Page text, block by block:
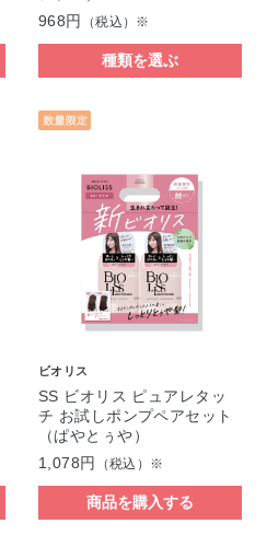
968円
（税込）※
種類を選ぶ
ビオリス
SS ビオリス ピュアレタッ
チ お試しポンプペアセット
（ぱやとぅや）
1,078円
（税込）※
商品を購入する